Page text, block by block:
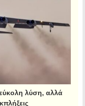
λύση, αλλά